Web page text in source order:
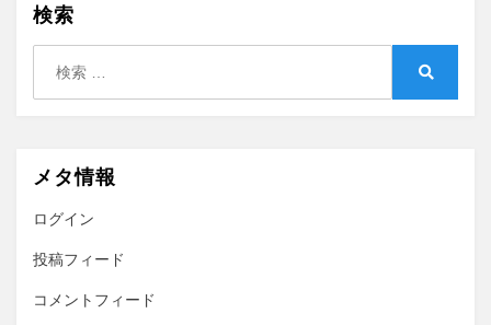
検索
メタ情報
ログイン
投稿フィード
コメントフィード